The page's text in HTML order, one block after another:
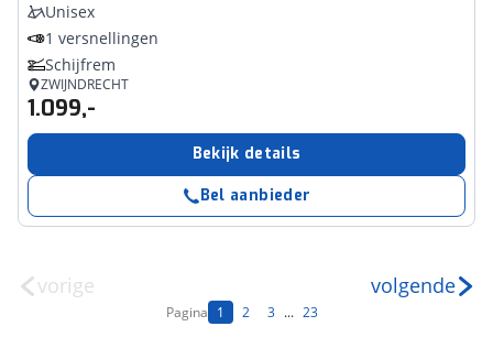
Unisex
1 versnellingen
Schijfrem
ZWIJNDRECHT
1.099,-
Bekijk details
Bel aanbieder
vorige
Pagina 1 2 3 ... 23
volgende